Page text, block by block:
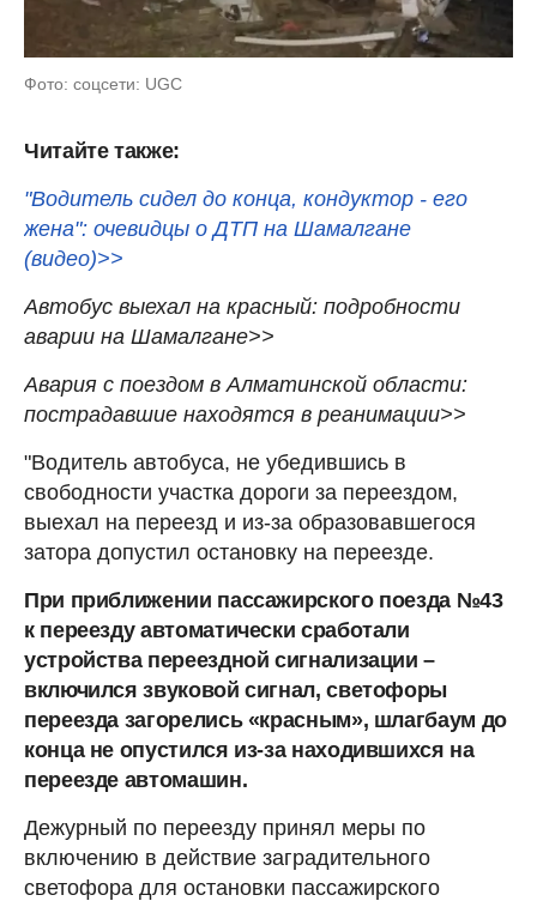
Фото: соцсети: UGC
Читайте также:
"Водитель сидел до конца, кондуктор - его
жена": очевидцы о ДТП на Шамалгане
(видео)>>
Автобус выехал на красный: подробности
аварии на Шамалгане>>
Авария с поездом в Алматинской области:
пострадавшие находятся в реанимации>>
"Водитель автобуса, не убедившись в
свободности участка дороги за переездом,
выехал на переезд и из-за образовавшегося
затора допустил остановку на переезде.
При приближении пассажирского поезда №43
к переезду автоматически сработали
устройства переездной сигнализации –
включился звуковой сигнал, светофоры
переезда загорелись «красным», шлагбаум до
конца не опустился из-за находившихся на
переезде автомашин.
Дежурный по переезду принял меры по
включению в действие заградительного
светофора для остановки пассажирского